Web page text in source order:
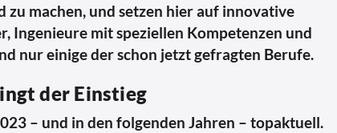
machen, und setzen hier auf innovative
Ingenieure mit speziellen Kompetenzen und
nur einige der schon jetzt gefragten Berufe.
der Einstieg
– und in den folgenden Jahren – topaktuell.